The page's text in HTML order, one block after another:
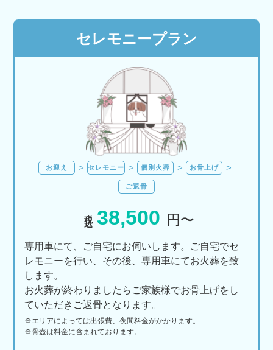
セレモニープラン
お迎え セレモニー 個別火葬 お骨上げ
ご返骨
38,500 円〜
専用車にて、ご自宅にお伺いします。ご自宅でセ
レモニーを行い、その後、専用車にてお火葬を致
します。
お火葬が終わりましたらご家族様でお骨上げをし
ていただきご返骨となります。
※エリアによっては出張費、夜間料金がかかります。
※骨壺は料金に含まれております。